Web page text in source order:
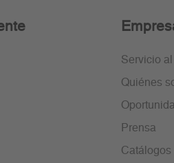
Servicio
Quiénes
Prensa
Catálogos